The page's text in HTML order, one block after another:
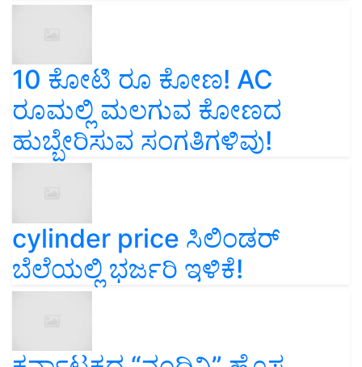
10 ಕೋಟಿ ರೂ ಕೋಣ! AC
ರೂಮಲ್ಲಿ ಮಲಗುವ ಕೋಣದ
ಹುಬ್ಬೇರಿಸುವ ಸಂಗತಿಗಳಿವು!
cylinder price ಸಿಲಿಂಡರ್‌
ಬೆಲೆಯಲ್ಲಿ ಭರ್ಜರಿ ಇಳಿಕೆ!